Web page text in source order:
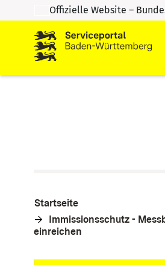
Zum Inhalt springen
Zur Suche springen
Offizielle Website –
Startseite
Immissionsschutz -
einreichen